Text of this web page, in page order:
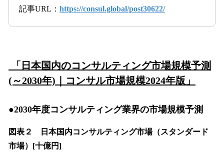
記事URL： https://consul.global/post30622/
「日本国内のコンサルティング市場規模予測
(～2030年)｜コンサル市場規模2024年版」
●2030年度コンサルティング業界の市場規模予測
図表２ 日本国内コンサルティング市場（スタンダード
市場）[十億円]